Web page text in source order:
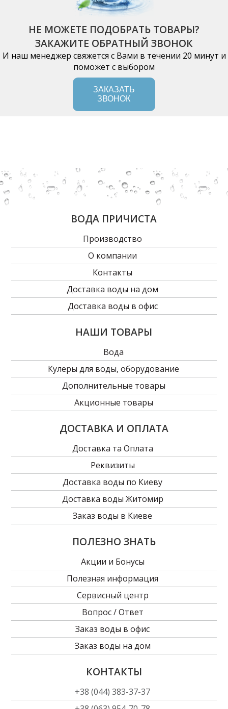
НЕ МОЖЕТЕ ПОДОБРАТЬ ТОВАРЫ?
ЗАКАЖИТЕ ОБРАТНЫЙ ЗВОНОК
И наш менеджер свяжется с Вами в течении 20 минут и
поможет с выбором
ЗАКАЗАТЬ
ЗВОНОК
ВОДА ПРИЧИСТА
Производство
О компании
Контакты
Доставка воды на дом
Доставка воды в офис
НАШИ ТОВАРЫ
Вода
Кулеры для воды, оборудование
Дополнительные товары
Акционные товары
ДОСТАВКА И ОПЛАТА
Доставка та Оплата
Реквизиты
Доставка воды по Киеву
Доставка воды Житомир
Заказ воды в Киеве
ПОЛЕЗНО ЗНАТЬ
Акции и Бонусы
Полезная информация
Сервисный центр
Вопрос / Ответ
Заказ воды в офиc
Заказ воды на дом
КОНТАКТЫ
+38 (044) 383-37-37